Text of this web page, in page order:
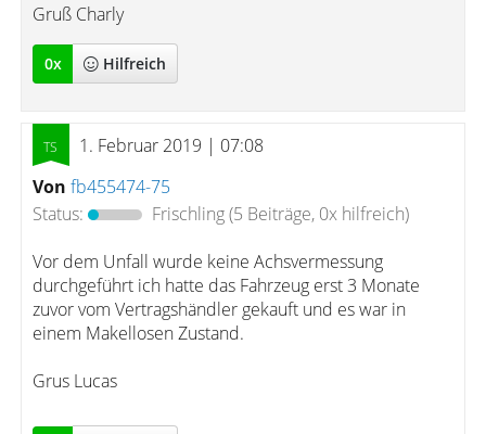
Gruß Charly
0x Hilfreich
1. Februar 2019 | 07:08
Von fb455474-75
Status:
Frischling(5 Beiträge, 0x hilfreich)
Vor dem Unfall wurde keine Achsvermessung
durchgeführt ich hatte das Fahrzeug erst 3 Monate
zuvor vom Vertragshändler gekauft und es war in
einem Makellosen Zustand.
Grus Lucas